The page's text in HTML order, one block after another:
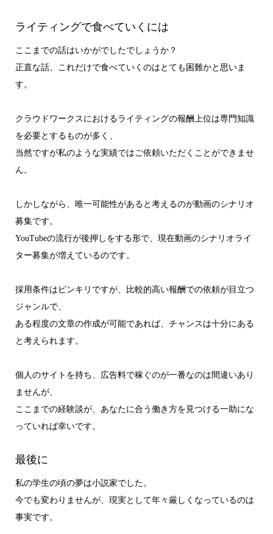
ライティングで食べていくには
ここまでの話はいかがでしたでしょうか？
正直な話、これだけで食べていくのはとても困難かと思いま
す。
クラウドワークスにおけるライティングの報酬上位は専門知識
を必要とするものが多く、
当然ですが私のような実績ではご依頼いただくことができませ
ん。
しかしながら、唯一可能性があると考えるのが動画のシナリオ
募集です。
YouTubeの流行が後押しをする形で、現在動画のシナリオライ
ター募集が増えているのです。
採用条件はピンキリですが、比較的高い報酬での依頼が目立つ
ジャンルで、
ある程度の文章の作成が可能であれば、チャンスは十分にある
と考えられます。
個人のサイトを持ち、広告料で稼ぐのが一番なのは間違いあり
ませんが、
ここまでの経験談が、あなたに合う働き方を見つける一助にな
っていれば幸いです。
最後に
私の学生の頃の夢は小説家でした。
今でも変わりませんが、現実として年々厳しくなっているのは
事実です。